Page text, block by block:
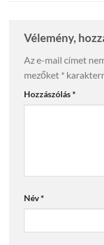
Vélemény,
Az e-mail címet
mezőket *
Hozzászólás*
Név*